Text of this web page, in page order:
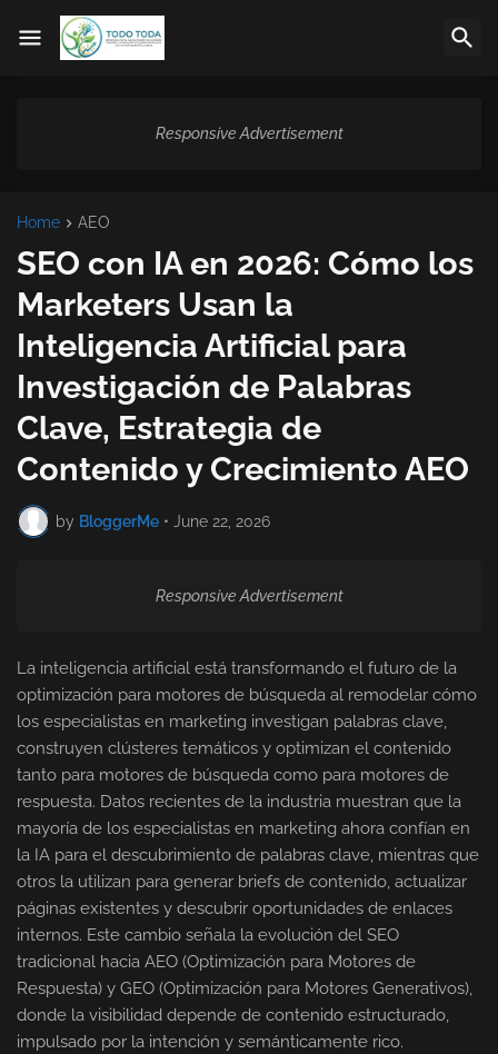
Responsive Advertisement
Home AEO
SEO con IA en 2026: Cómo los
Marketers Usan la
Inteligencia Artificial para
Investigación de Palabras
Clave, Estrategia de
Contenido y Crecimiento AEO
by BloggerMe • June 22, 2026
Responsive Advertisement
La inteligencia artificial está transformando el futuro de la
optimización para motores de búsqueda al remodelar cómo
los especialistas en marketing investigan palabras clave,
construyen clústeres temáticos y optimizan el contenido
tanto para motores de búsqueda como para motores de
respuesta. Datos recientes de la industria muestran que la
mayoría de los especialistas en marketing ahora confían en
la IA para el descubrimiento de palabras clave, mientras que
otros la utilizan para generar briefs de contenido, actualizar
páginas existentes y descubrir oportunidades de enlaces
internos. Este cambio señala la evolución del SEO
tradicional hacia AEO (Optimización para Motores de
Respuesta) y GEO (Optimización para Motores Generativos),
donde la visibilidad depende de contenido estructurado,
impulsado por la intención y semánticamente rico.